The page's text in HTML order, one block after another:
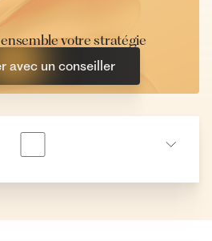
votre stratégie
avec un conseiller